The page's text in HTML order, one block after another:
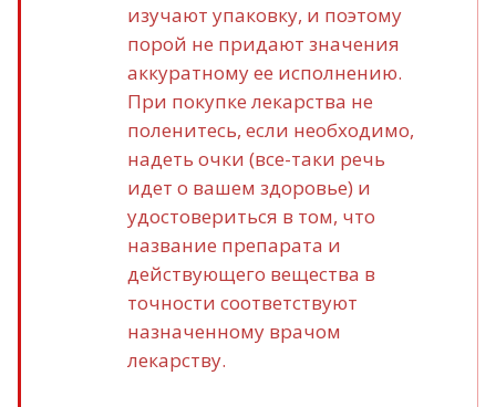
изучают упаковку, и поэтому
порой не придают значения
аккуратному ее исполнению.
При покупке лекарства не
поленитесь, если необходимо,
надеть очки (все-таки речь
идет о вашем здоровье) и
удостовериться в том, что
название препарата и
действующего вещества в
точности соответствуют
назначенному врачом
лекарству.